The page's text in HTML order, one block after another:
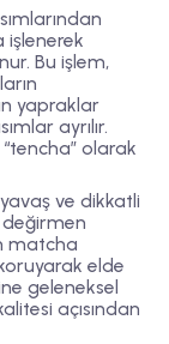
işlenerek
Bu işlem,
yapraklar
ayrılır.
olarak
ve dikkatli
matcha
elde
geleneksel
açısından